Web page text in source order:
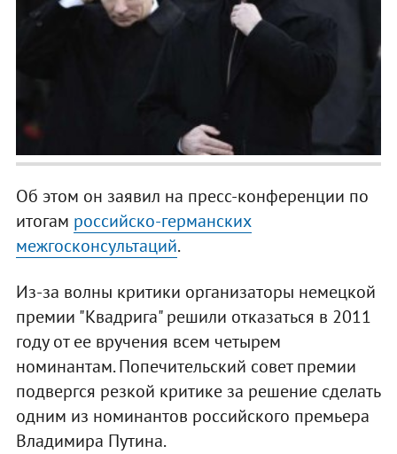
Об этом он заявил на пресс-конференции по
итогам российско-германских
межгосконсультаций.
Из-за волны критики организаторы немецкой
премии "Квадрига" решили отказаться в 2011
году от ее вручения всем четырем
номинантам. Попечительский совет премии
подвергся резкой критике за решение сделать
одним из номинантов российского премьера
Владимира Путина.